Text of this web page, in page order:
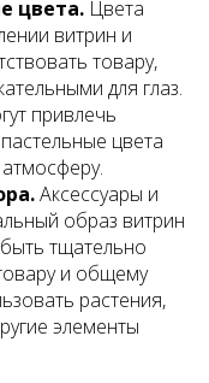
цвета. Цвета
витрин и
товару,
для глаз.
привлечь
цвета
Аксессуары и
образ витрин
тщательно
и общему
растения,
элементы